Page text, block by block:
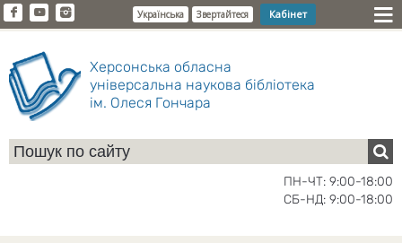
Українська Звертайтеся Кабінет
Херсонська обласна
універсальна наукова бібліотека
ім. Олеся Гончара
ПН-ЧТ: 9:00-18:00
СБ-НД: 9:00-18:00